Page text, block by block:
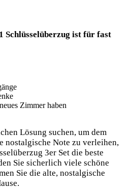
Schlüsselüberzug ist für fast
Zimmer ⁤haben
Lösung suchen, um dem
nostalgische ⁤Note‌ zu verleihen,
3er ⁤Set die beste
Sie⁤ sicherlich viele schöne
Sie die alte, nostalgische